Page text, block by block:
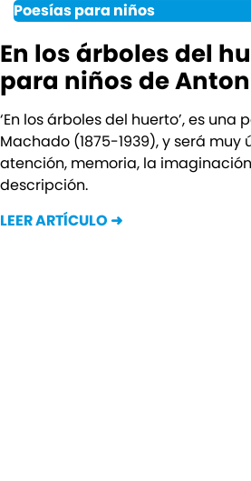
Poesías para niños
En los árboles del
para niños de
‘En los árboles del huerto’, es una
Machado (1875-1939), y será
atención, memoria, la
descripción.
LEER ARTÍCULO ➜